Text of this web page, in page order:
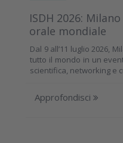
ISDH 2026:
orale mondiale
Dal 9 all’11 luglio 2026,
tutto il mondo in un
scientifica, networking e
Approfondisci